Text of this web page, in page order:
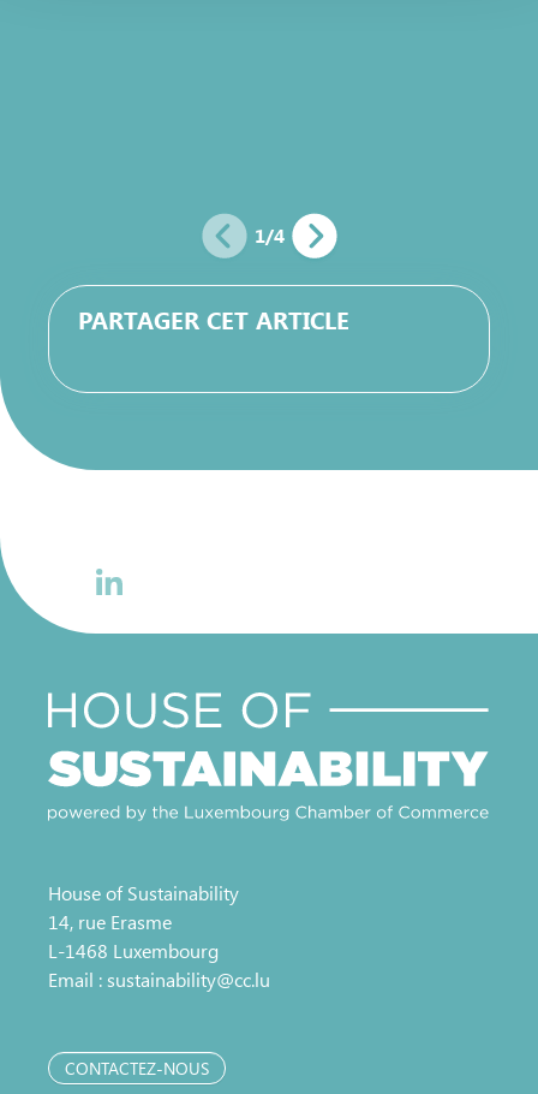
1/4
PARTAGER CET ARTICLE
House of Sustainability
14, rue Erasme
L-1468 Luxembourg
Email :sustainability@cc.lu
CONTACTEZ-NOUS